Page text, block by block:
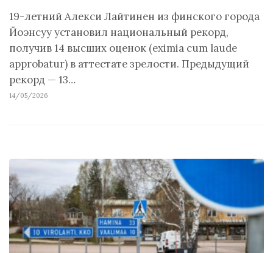
19-летний Алекси Лайтинен из финского города
Йоэнсуу установил национальный рекорд,
получив 14 высших оценок (eximia cum laude
approbatur) в аттестате зрелости. Предыдущий
рекорд — 13…
14/05/2026